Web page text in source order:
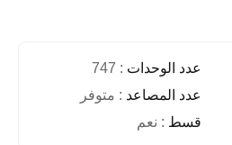
عدد الوحدات : 747
عدد المصاعد : متوفر
قسط : نعم